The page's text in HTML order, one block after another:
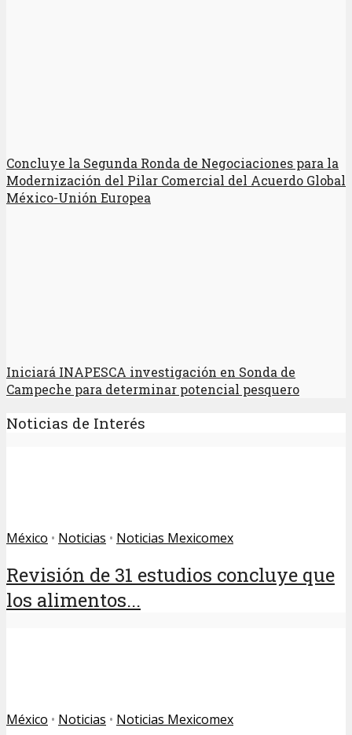
Concluye la Segunda Ronda de Negociaciones para la
Modernización del Pilar Comercial del Acuerdo Global
México-Unión Europea
Iniciará INAPESCA investigación en Sonda de
Campeche para determinar potencial pesquero
Noticias de Interés
México • Noticias • Noticias Mexicomex
Revisión de 31 estudios concluye que
los alimentos...
México • Noticias • Noticias Mexicomex